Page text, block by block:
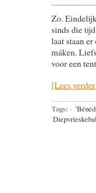
Zo.
sinds die
laat staan
máken.
voor een
[Lees
Tags: ·